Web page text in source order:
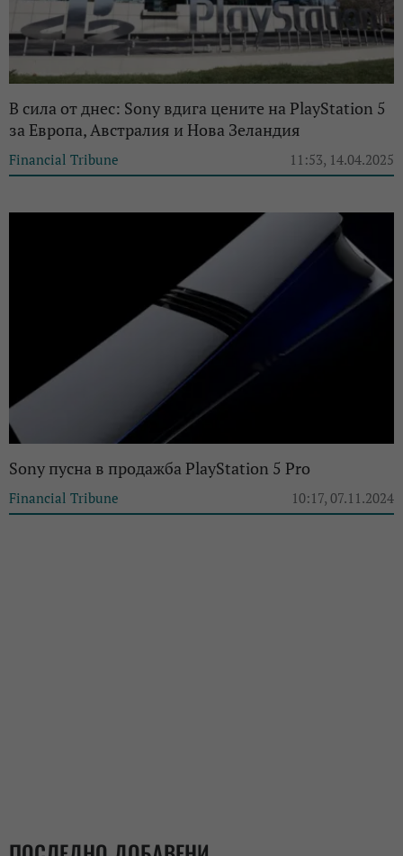
В сила от днес: Sony вдига цените на PlayStation 5
за Европа, Австралия и Нова Зеландия
Financial Tribune 11:53, 14.04.2025
Sony пусна в продажба PlayStation 5 Pro
Financial Tribune 10:17, 07.11.2024